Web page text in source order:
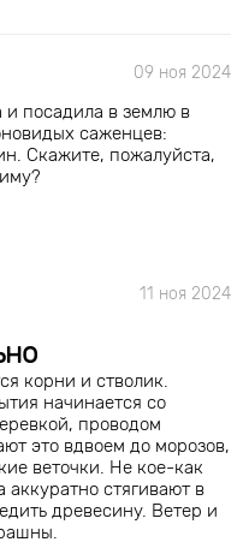
09 ноя 2024
и посадила в землю в
саженцев:
Скажите, пожалуйста,
11 ноя 2024
корни и стволик.
начинается со
проводом
это вдвоем до морозов,
веточки. Не кое-как
стягивают в
древесину. Ветер и